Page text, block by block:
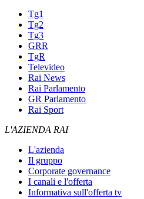
Tg1
Tg2
Tg3
GRR
TgR
Televideo
Rai News
Rai Parlamento
GR Parlamento
Rai Sport
L'AZIENDA RAI
L'azienda
Il gruppo
Corporate governance
I canali e l'offerta
Informativa sull'offerta tv